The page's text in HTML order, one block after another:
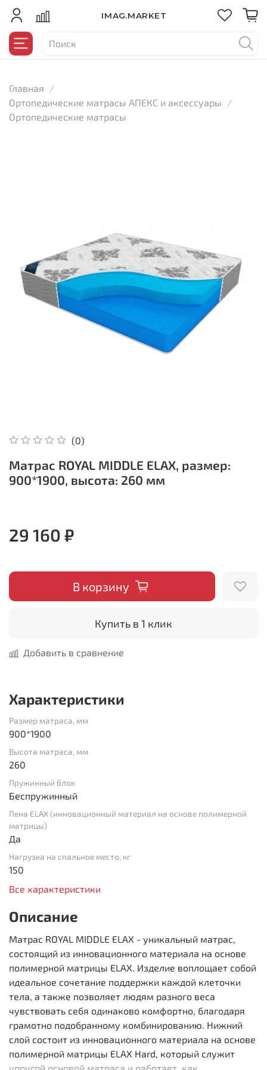
IMAG.MARKET
Главная
Ортопедические матрасы АПЕКС и аксессуары
Ортопедические матрасы
(0)
Матрас ROYAL MIDDLE ELAX, размер:
900*1900, высота: 260 мм
29 160 ₽
В корзину
Купить в 1 клик
Добавить в сравнение
Характеристики
Размер матраса, мм
900*1900
Высота матраса, мм
260
Пружинный блок
Беспружинный
Пена ELAX (инновационный материал на основе полимерной
матрицы)
Да
Нагрузка на спальное место, кг
150
Все характеристики
Описание
Матрас ROYAL MIDDLE ELAX - уникальный матрас,
состоящий из инновационного материала на основе
полимерной матрицы ELAX. Изделие воплощает собой
идеальное сочетание поддержки каждой клеточки
тела, а также позволяет людям разного веса
чувствовать себя одинаково комфортно, благодаря
грамотно подобранному комбинированию. Нижний
слой состоит из инновационного материала на основе
полимерной матрицы ELAX Hard, который служит